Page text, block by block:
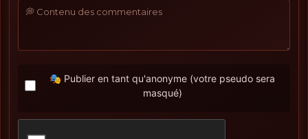
🎭 Publier en tant qu'anonyme (votre pseudo sera
masqué)